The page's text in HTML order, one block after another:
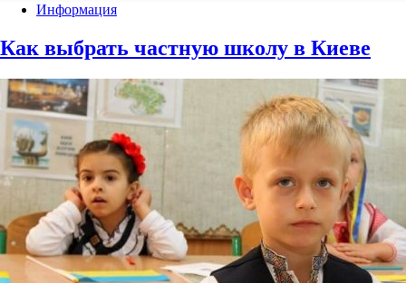
Информация
Как выбрать частную школу в Киеве